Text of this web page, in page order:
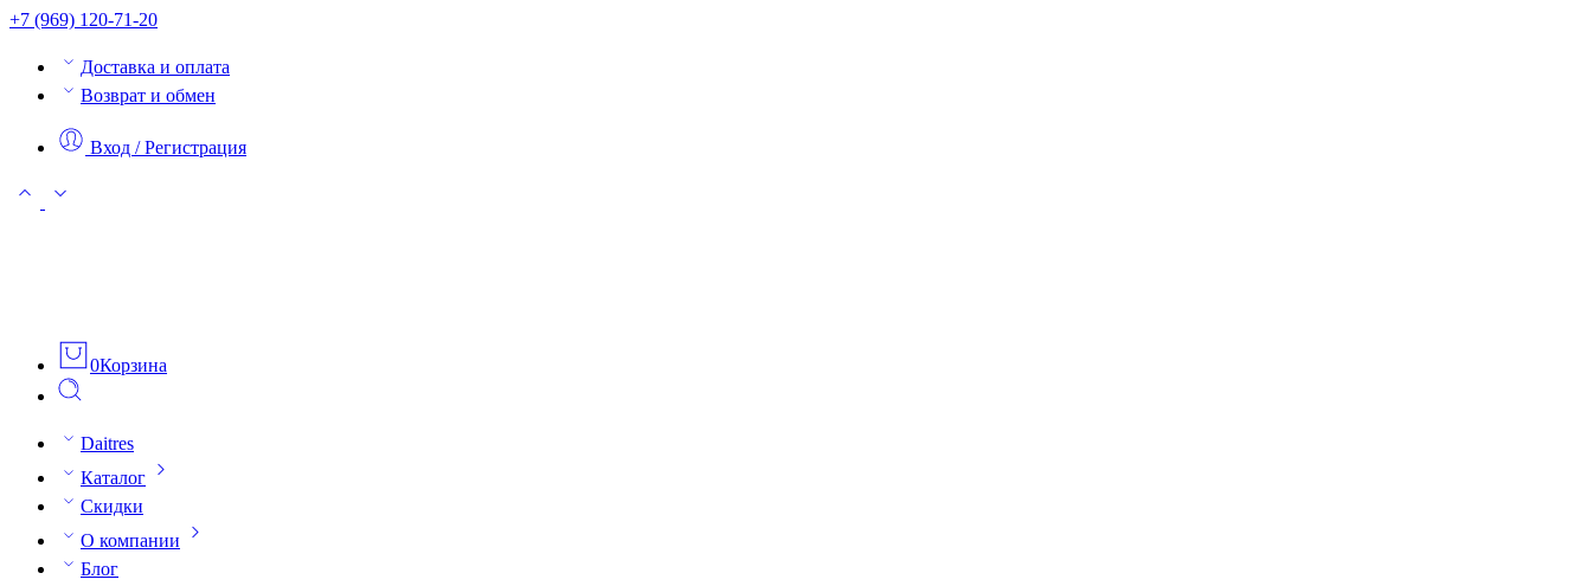
+7 (969) 120-71-20
Доставка и оплата
Возврат и обмен
Вход / Регистрация
0Корзина
Daitres
Каталог
Скидки
О компании
Блог